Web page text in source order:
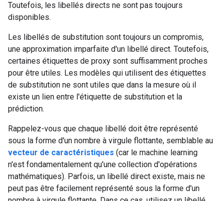
Toutefois, les libellés directs ne sont pas toujours
disponibles.
Les libellés de substitution sont toujours un compromis,
une approximation imparfaite d'un libellé direct. Toutefois,
certaines étiquettes de proxy sont suffisamment proches
pour être utiles. Les modèles qui utilisent des étiquettes
de substitution ne sont utiles que dans la mesure où il
existe un lien entre l'étiquette de substitution et la
prédiction.
Rappelez-vous que chaque libellé doit être représenté
sous la forme d'un nombre à virgule flottante, semblable au
vecteur de caractéristiques (car le machine learning
n'est fondamentalement qu'une collection d'opérations
mathématiques). Parfois, un libellé direct existe, mais ne
peut pas être facilement représenté sous la forme d'un